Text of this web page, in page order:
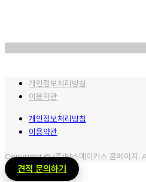
개인정보처리방침
이용약관
개인정보처리방침
이용약관
Copyright © (주)박스메이커스 홈페이지.
견적 문의하기